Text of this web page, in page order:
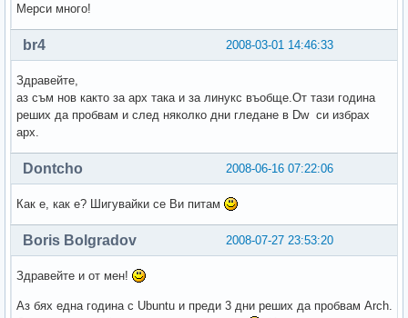
Мерси много!
2008-03-01 14:46:33
br4
Здравейте,
аз съм нов както за арх така и за линукс въобще.От тази година
реших да пробвам и след няколко дни гледане в Dw си избрах
арх.
2008-06-16 07:22:06
Dontcho
Как е, как е? Шигувайки се Ви питам
2008-07-27 23:53:20
Boris Bolgradov
Здравейте и от мен!
Аз бях една година с Ubuntu и преди 3 дни реших да пробвам Arch.